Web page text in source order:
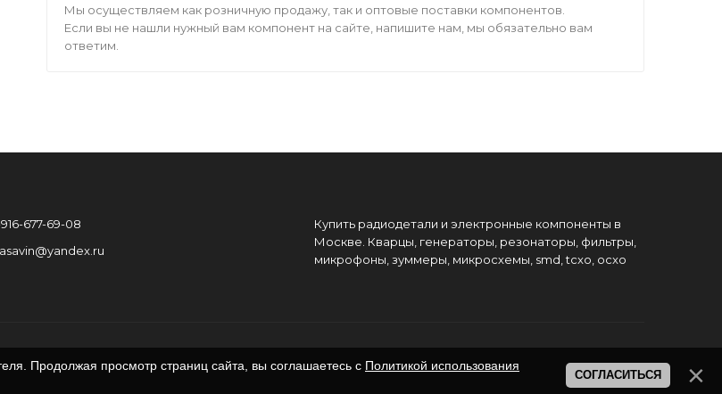
Мы осуществляем как розничную продажу, так и оптовые поставки компонентов.
Если вы не нашли нужный вам компонент на сайте, напишите нам, мы обязательно вам
ответим.
677-69-08
Купить радиодетали и электронные компоненты в
Москве. Кварцы, генераторы, резонаторы, фильтры,
микрофоны, зуммеры, микросхемы, smd, tcxo, ocxo
Продолжая просмотр страниц сайта, вы соглашаетесь с Политикой использования
СОГЛАСИТЬСЯ